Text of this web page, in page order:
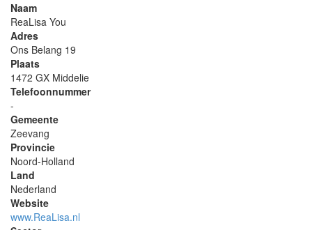
Naam
ReaLisa You
Adres
Ons Belang 19
Plaats
1472 GX Middelie
Telefoonnummer
-
Gemeente
Zeevang
Provincie
Noord-Holland
Land
Nederland
Website
www.ReaLisa.nl